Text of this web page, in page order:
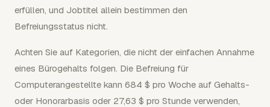
erfüllen, und Jobtitel allein bestimmen den
Befreiungsstatus nicht.
Achten Sie auf Kategorien, die nicht der einfachen Annahme
eines Bürogehalts folgen. Die Befreiung für
Computerangestellte kann 684 $ pro Woche auf Gehalts-
oder Honorarbasis oder 27,63 $ pro Stunde verwenden,